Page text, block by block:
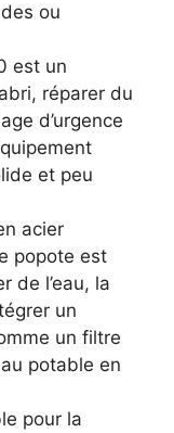
ou
est un
réparer du
d’urgence
et peu
acier
popote est
de l’eau, la
un
un filtre
potable en
pour la